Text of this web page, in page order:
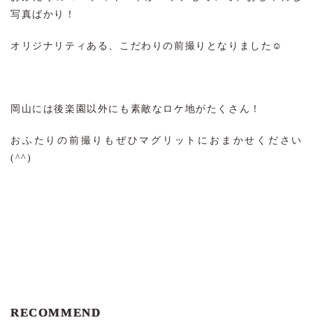
写真ばかり！
オリジナリティある、こだわりの前撮りとなりました☺
岡山には後楽園以外にも素敵なロケ地がたくさん！
おふたりの前撮りもぜひマグリットにおまかせください
(^^)
RECOMMEND